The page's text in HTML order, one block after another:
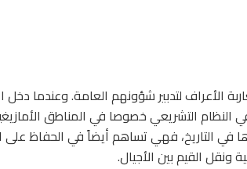
الأعراف لتدبير شؤونهم العامة. وعندما
النظام التشريعي خصوصا في المناطق
في التاريخ، فهي تساهم أيضاً في الحفاظ على
ونقل القيم بين الأجيال.